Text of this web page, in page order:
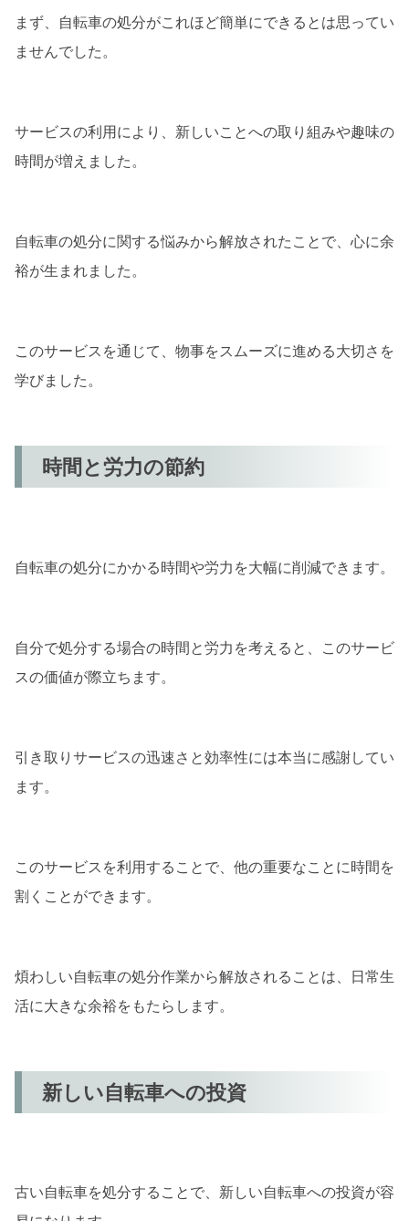
まず、自転車の処分がこれほど簡単にできるとは思ってい
ませんでした。
サービスの利用により、新しいことへの取り組みや趣味の
時間が増えました。
自転車の処分に関する悩みから解放されたことで、心に余
裕が生まれました。
このサービスを通じて、物事をスムーズに進める大切さを
学びました。
時間と労力の節約
自転車の処分にかかる時間や労力を大幅に削減できます。
自分で処分する場合の時間と労力を考えると、このサービ
スの価値が際立ちます。
引き取りサービスの迅速さと効率性には本当に感謝してい
ます。
このサービスを利用することで、他の重要なことに時間を
割くことができます。
煩わしい自転車の処分作業から解放されることは、日常生
活に大きな余裕をもたらします。
新しい自転車への投資
古い自転車を処分することで、新しい自転車への投資が容